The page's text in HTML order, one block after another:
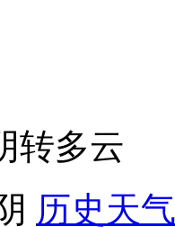
转多云
历史天